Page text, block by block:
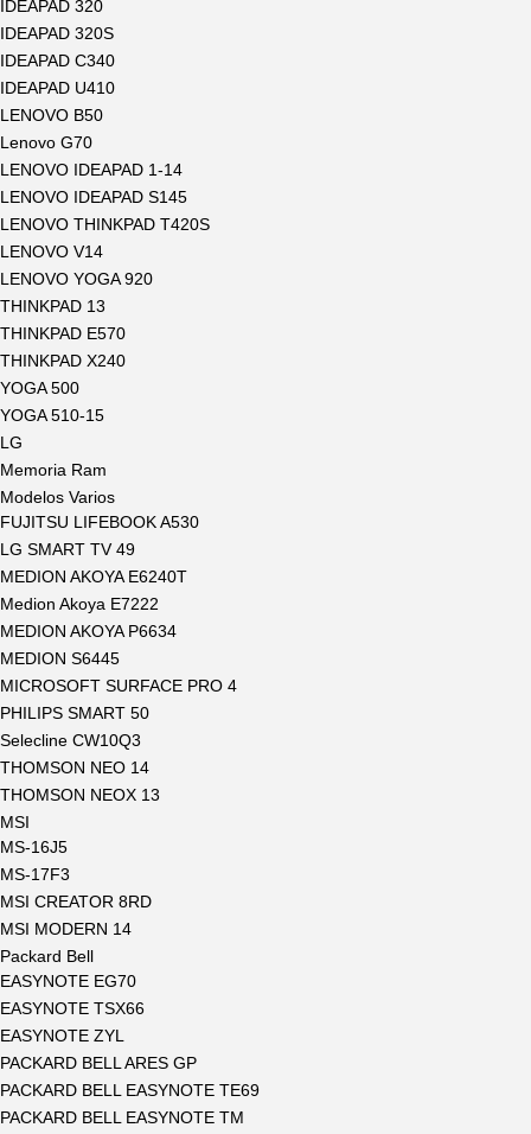
IDEAPAD 320
IDEAPAD 320S
IDEAPAD C340
IDEAPAD U410
LENOVO B50
Lenovo G70
LENOVO IDEAPAD 1-14
LENOVO IDEAPAD S145
LENOVO THINKPAD T420S
LENOVO V14
LENOVO YOGA 920
THINKPAD 13
THINKPAD E570
THINKPAD X240
YOGA 500
YOGA 510-15
LG
Memoria Ram
Modelos Varios
FUJITSU LIFEBOOK A530
LG SMART TV 49
MEDION AKOYA E6240T
Medion Akoya E7222
MEDION AKOYA P6634
MEDION S6445
MICROSOFT SURFACE PRO 4
PHILIPS SMART 50
Selecline CW10Q3
THOMSON NEO 14
THOMSON NEOX 13
MSI
MS-16J5
MS-17F3
MSI CREATOR 8RD
MSI MODERN 14
Packard Bell
EASYNOTE EG70
EASYNOTE TSX66
EASYNOTE ZYL
PACKARD BELL ARES GP
PACKARD BELL EASYNOTE TE69
PACKARD BELL EASYNOTE TM